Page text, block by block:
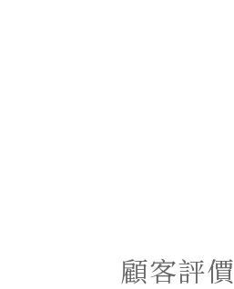
顧客評價